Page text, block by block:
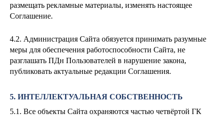
размещать рекламные материалы, изменять настоящее
Соглашение.
4.2. Администрация Сайта обязуется принимать разумные
меры для обеспечения работоспособности Сайта, не
разглашать ПДн Пользователей в нарушение закона,
публиковать актуальные редакции Соглашения.
5. ИНТЕЛЛЕКТУАЛЬНАЯ СОБСТВЕННОСТЬ
5.1. Все объекты Сайта охраняются частью четвёртой ГК